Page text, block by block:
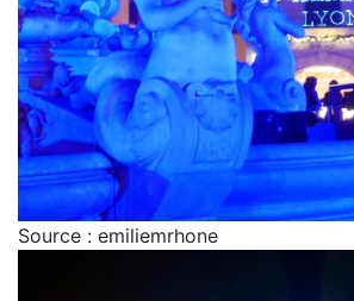
Source : emiliemrhone